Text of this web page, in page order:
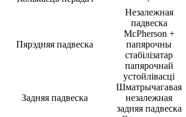
Пярэдняя падвеска
Незалежная
падвеска
McPherson +
папярочны
стабілізатар
папярочнай
устойлівасці
Задняя падвеска
Шматрычагавая
незалежная
задняя падвеска